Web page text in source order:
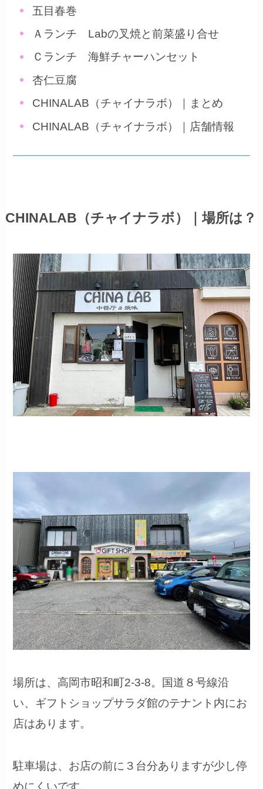
五目春巻
Ａランチ Labの叉焼と前菜盛り合せ
Ｃランチ 海鮮チャーハンセット
杏仁豆腐
CHINALAB（チャイナラボ）｜まとめ
CHINALAB（チャイナラボ）｜店舗情報
CHINALAB（チャイナラボ）｜場所は？
場所は、高岡市昭和町2-3-8。国道８号線沿
い、ギフトショップサラダ館のテナント内にお
店はあります。
駐車場は、お店の前に３台分ありますが少し停
めにくいです。